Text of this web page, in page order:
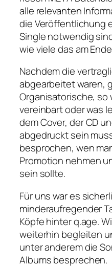
alle relevanten
die Veröffentlichung
Single notwendig
wie viele das am
Nachdem die
abgearbeitet waren,
Organisatorische, so
vereinbart oder was
dem Cover, der CD
abgedruckt sein
besprochen, wen
Promotion nehmen
sein sollte.
Für uns war es
minderaufregender
Köpfe hinter q.age.
weiterhin begleiten
unter anderem die
Albums besprechen.